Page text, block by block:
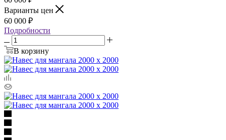
Варианты цен
60 000 ₽
Подробности
В корзину